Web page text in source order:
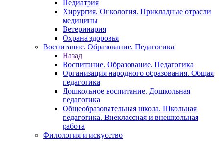
Педиатрия
Хирургия. Онкология. Прикладные отрасли
медицины
Ветеринария
Охрана здоровья
Воспитание. Образование. Педагогика
Назад
Воспитание. Образование. Педагогика
Организация народного образования. Общая
педагогика
Дошкольное воспитание. Дошкольная
педагогика
Общеобразовательная школа. Школьная
педагогика. Внеклассная и внешкольная
работа
Филология и искусство